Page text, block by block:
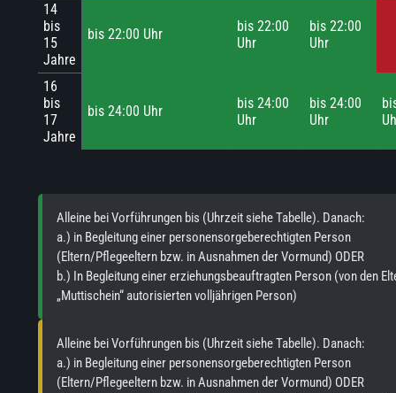
14
bis
15
Jahre
bis 22:00 Uhr
bis 22:00
Uhr
bis 22:00
Uhr
16
bis
17
Jahre
bis 24:00 Uhr
bis 24:00
Uhr
bis 24:00
Uhr
Alleine bei Vorführungen bis (Uhrzeit siehe Tabelle). Danach:
a.) in Begleitung einer personensorgeberechtigten Person
(Eltern/Pflegeeltern bzw. in Ausnahmen der Vormund) ODER
b.) In Begleitung einer erziehungsbeauftragten Person (von den
„Muttischein“ autorisierten volljährigen Person)
Alleine bei Vorführungen bis (Uhrzeit siehe Tabelle). Danach:
a.) in Begleitung einer personensorgeberechtigten Person
(Eltern/Pflegeeltern bzw. in Ausnahmen der Vormund) ODER